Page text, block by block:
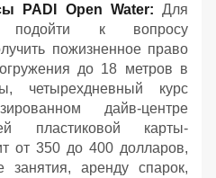
PADI Open Water: Для
к вопросу
пожизненное право
до 18 метров в
четырехдневный курс
дайв-центре
пластиковой карты-
от 350 до 400 долларов,
занятия, аренду спарок,